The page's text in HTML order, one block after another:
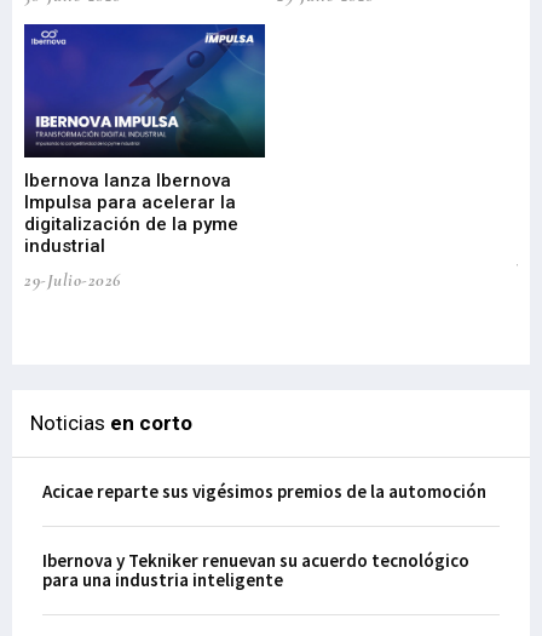
Ibernova lanza Ibernova
Impulsa para acelerar la
digitalización de la pyme
industrial
29-Julio-2026
Noticias en corto
Acicae reparte sus vigésimos premios de la automoción
Ibernova y Tekniker renuevan su acuerdo tecnológico
para una industria inteligente